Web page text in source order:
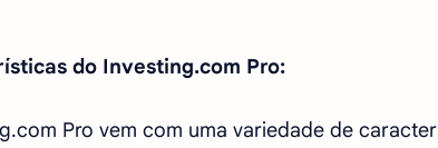
do Investing.com Pro:
Pro vem com uma variedade de